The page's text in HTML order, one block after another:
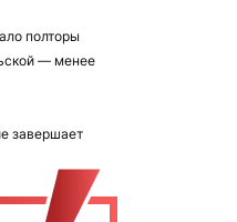
полторы
— менее
завершает